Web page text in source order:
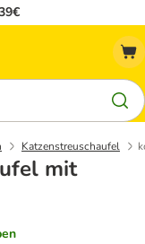
Katzenstreuschaufel
mit